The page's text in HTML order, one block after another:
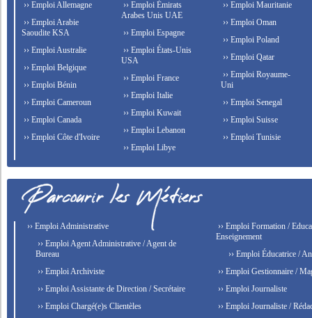
›› Emploi Allemagne
›› Emploi Arabie
Saoudite KSA
›› Emploi Australie
›› Emploi Belgique
›› Emploi Bénin
›› Emploi Cameroun
›› Emploi Canada
›› Emploi Côte d'Ivoire
›› Emploi Émirats
Arabes Unis UAE
›› Emploi Espagne
›› Emploi États-Unis
USA
›› Emploi France
›› Emploi Italie
›› Emploi Kuwait
›› Emploi Lebanon
›› Emploi Libye
›› Emploi Mauritanie
›› Emploi Oman
›› Emploi Poland
›› Emploi Qatar
›› Emploi Royaume-
Uni
›› Emploi Senegal
›› Emploi Suisse
›› Emploi Tunisie
›› Emploi Administrative
›› Emploi Agent Administrative / Agent de
Bureau
›› Emploi Archiviste
›› Emploi Assistante de Direction / Secrétaire
›› Emploi Chargé(e)s Clientèles
›› Emploi Formation /
Enseignement
›› Emploi Éducatrice /
›› Emploi Gestionnaire /
›› Emploi Journaliste
›› Emploi Journaliste /